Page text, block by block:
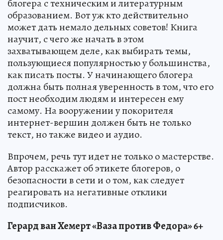
блогера с техническим и литературным
образованием. Вот уж кто действительно
может дать немало дельных советов! Книга
научит, с чего же начать в этом
захватывающем деле, как выбирать темы,
пользующиеся популярностью у большинства,
как писать посты. У начинающего блогера
должна быть полная уверенность в том, что его
пост необходим людям и интересен ему
самому. На вооружении у покорителя
интернет-вершин должен быть не только
текст, но также видео и аудио.
Впрочем, речь тут идет не только о мастерстве.
Автор расскажет об этикете блогеров, о
безопасности в сети и о том, как следует
реагировать на негативные отклики
подписчиков.
Герард ван Хемерт «Ваза против Федора» 6+